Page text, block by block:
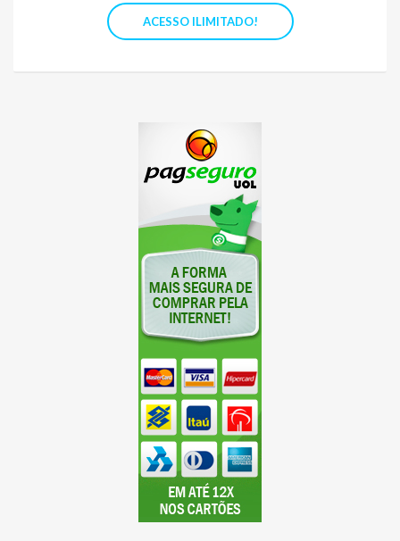
ACESSO ILIMITADO!